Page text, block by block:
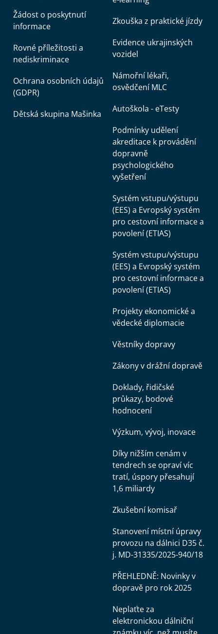
Žádost o poskytnutí
informace
Rovné příležitosti a
nediskriminace
Ochrana osobních údajů
(GDPR)
Dětská skupina Mašinka
Zkouška z praktické jízdy
Evidence ukrajinských
vozidel
Námořní lékaři,
osvědčení MLC
Autoškola - eTesty
Podmínky udělení
akreditace k provádění
dopravně
psychologického
vyšetření
Systém vstupu/výstupu
(EES) a Evropský systém
pro cestovní informace a
povolení (ETIAS)
Systém vstupu/výstupu
(EES) a Evropský systém
pro cestovní informace a
povolení (ETIAS)
Projekty ekonomické a
vědecké diplomacie
Věstníky dopravy
Zákony v drážní dopravě
Doklady, řidičské
průkazy, bodové
hodnocení
Výzkum, vývoj, inovace
Díky nižším cenám v
tendrech se opraví víc
tratí, úspory přesahují
1,6 miliardy
Zkušební komisař
Stanovení místní úpravy
provozu na dálnici D35 č.
j. MD-31335/2025-940/18
PŘEHLEDNĚ: Novinky v
dopravě pro rok 2025
Neplaťte za
elektronickou dálniční